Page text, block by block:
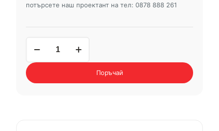
потърсете наш проектант на тел: 0878 888 261
шкаф
ВЕЗЕЛ
Поръчай